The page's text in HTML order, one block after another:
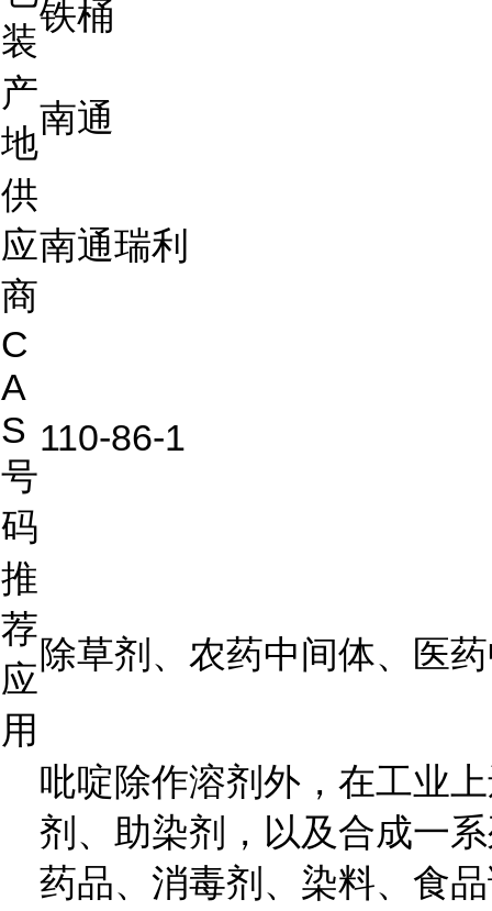
装
铁桶
产
地
南通
供
应
商
南通瑞利
C
A
S
号
码
110-86-1
推
荐
应
用
除草剂、农药中间体、医
吡啶除作溶剂外，在工业
剂、助染剂，以及合成一
药品、消毒剂、染料、食